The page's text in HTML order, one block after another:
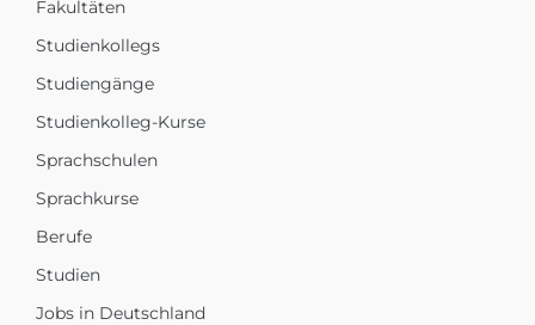
Fakultäten
Studienkollegs
Studiengänge
Studienkolleg-Kurse
Sprachschulen
Sprachkurse
Berufe
Studien
Jobs in Deutschland